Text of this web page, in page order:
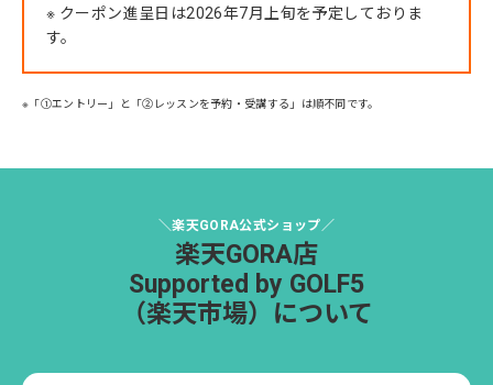
※ クーポン進呈日は2026年7月上旬を予定しておりま
す。
※「①エントリー」と「②レッスンを予約・受講する」は順不同です。
＼楽天GORA公式ショップ／
楽天GORA店
Supported by GOLF5
（楽天市場）について